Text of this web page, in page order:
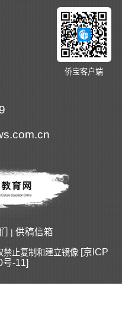
侨宝客户端
| 供稿信箱
禁止复制和建立镜像 [京ICP
-11]